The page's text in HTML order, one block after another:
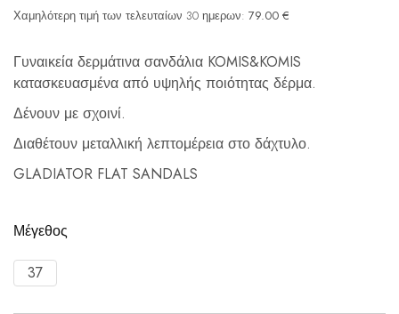
Χαμηλότερη τιμή των τελευταίων 30 ημερων: 79.00 €
Γυναικεία δερμάτινα σανδάλια KOMIS&KOMIS
κατασκευασμένα από υψηλής ποιότητας δέρμα.
Δένουν με σχοινί.
Διαθέτουν μεταλλική λεπτομέρεια στο δάχτυλο.
GLADIATOR FLAT SANDALS
Μέγεθος
37